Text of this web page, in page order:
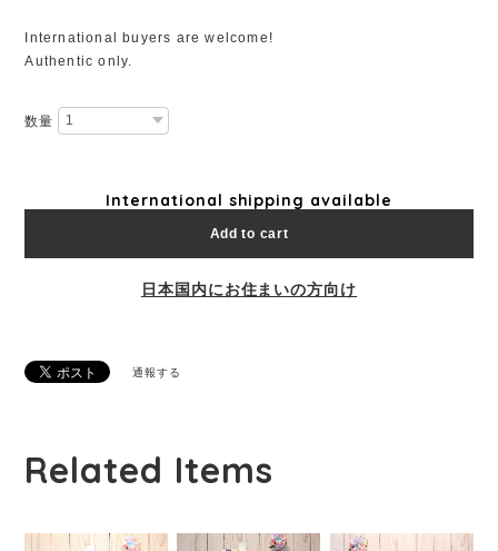
International buyers are welcome!
Authentic only.
数量
International shipping available
Add to cart
日本国内にお住まいの方向け
通報する
Related Items